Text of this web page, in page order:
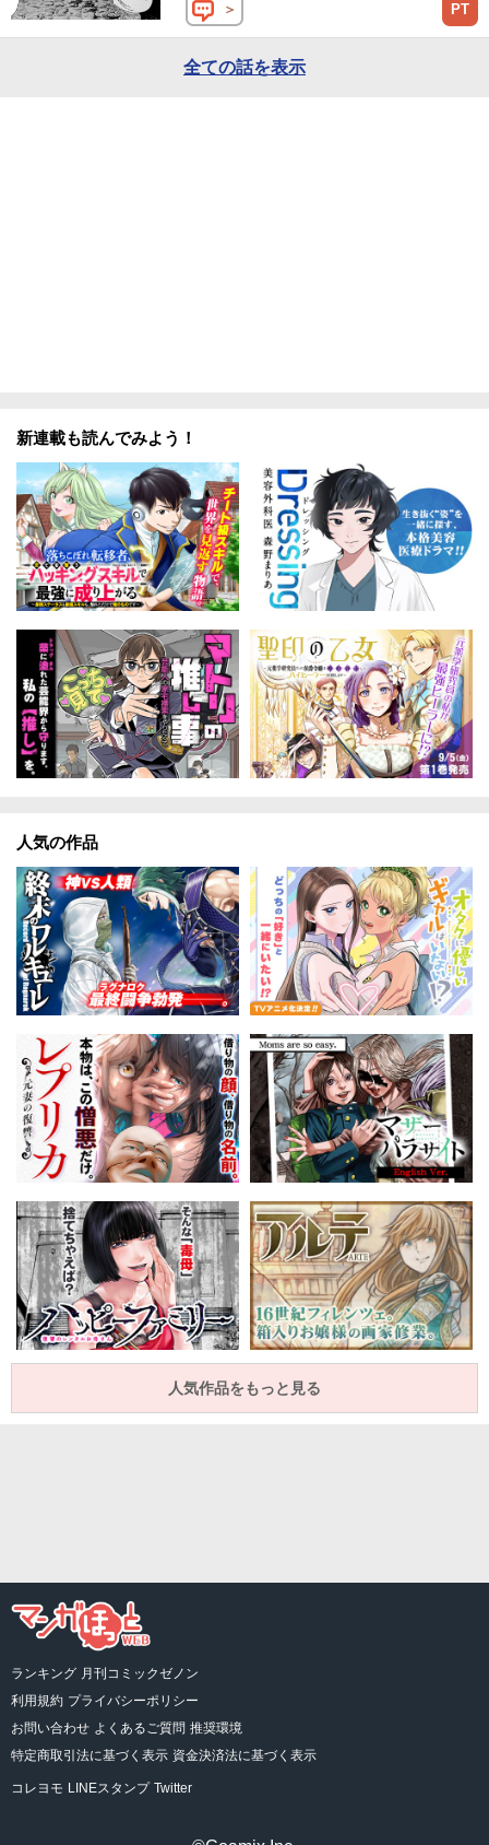
＞ PT
全ての話を表示
新連載も読んでみよう！
人気の作品
人気作品をもっと見る
ランキング 月刊コミックゼノン
利用規約 プライバシーポリシー
お問い合わせ よくあるご質問 推奨環境
特定商取引法に基づく表示 資金決済法に基づく表示
コレヨモ LINEスタンプ Twitter